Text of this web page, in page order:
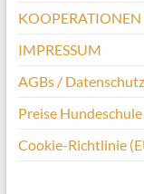
KOOPERATIONEN
IMPRESSUM
AGBs /
Preise
Cookie-Richtlinie